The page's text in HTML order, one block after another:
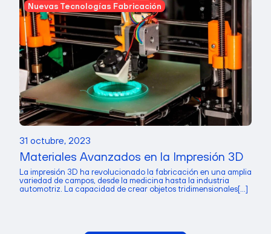
Nuevas Tecnologías Fabricación
31 octubre, 2023
Materiales Avanzados en la Impresión 3D
La impresión 3D ha revolucionado la fabricación en una amplia
variedad de campos, desde la medicina hasta la industria
automotriz. La capacidad de crear objetos tridimensionales[...]